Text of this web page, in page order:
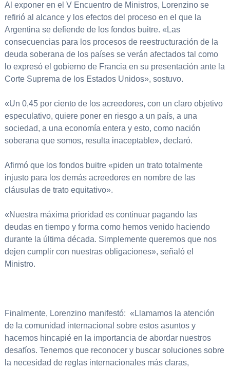
Al exponer en el V Encuentro de Ministros, Lorenzino se
refirió al alcance y los efectos del proceso en el que la
Argentina se defiende de los fondos buitre. «Las
consecuencias para los procesos de reestructuración de la
deuda soberana de los países se verán afectados tal como
lo expresó el gobierno de Francia en su presentación ante la
Corte Suprema de los Estados Unidos», sostuvo.
«Un 0,45 por ciento de los acreedores, con un claro objetivo
especulativo, quiere poner en riesgo a un país, a una
sociedad, a una economía entera y esto, como nación
soberana que somos, resulta inaceptable», declaró.
Afirmó que los fondos buitre «piden un trato totalmente
injusto para los demás acreedores en nombre de las
cláusulas de trato equitativo».
«Nuestra máxima prioridad es continuar pagando las
deudas en tiempo y forma como hemos venido haciendo
durante la última década. Simplemente queremos que nos
dejen cumplir con nuestras obligaciones», señaló el
Ministro.
Finalmente, Lorenzino manifestó: «Llamamos la atención
de la comunidad internacional sobre estos asuntos y
hacemos hincapié en la importancia de abordar nuestros
desafíos. Tenemos que reconocer y buscar soluciones sobre
la necesidad de reglas internacionales más claras,